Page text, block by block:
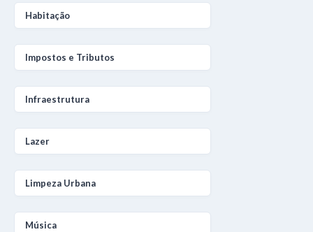
Habitação
Impostos e Tributos
Infraestrutura
Lazer
Limpeza Urbana
Música